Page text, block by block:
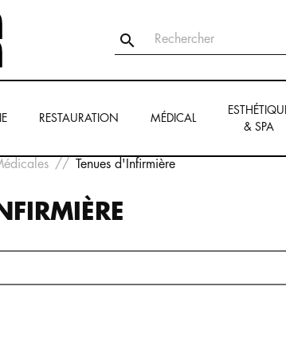

RESTAURATION MÉDICAL
& SPA
Tenues d'Infirmière